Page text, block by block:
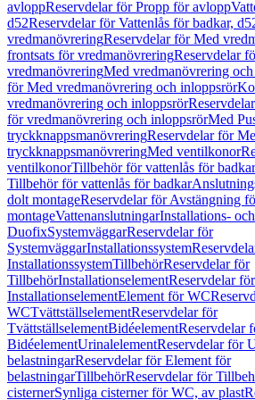
avloppReservdelar för Propp för avlopp
d52Reservdelar för Vattenlås för badkar,
vredmanövreringReservdelar för Med
frontsats för vredmanövreringReservdelar
vredmanövreringMed vredmanövrering
för Med vredmanövrering och inloppsrör
vredmanövrering och inloppsrör
för vredmanövrering och inloppsrörMed
tryckknappsmanövreringReservdelar för
tryckknappsmanövreringMed ventilkonor
ventilkonorTillbehör för vattenlås för badkar
Tillbehör för vattenlås för badkar
dolt montageReservdelar för Avstängning
montageVattenanslutningarInstallations-
DuofixSystemväggarReservdelar för
SystemväggarInstallationssystem
InstallationssystemTillbehörReservdelar för
TillbehörInstallationselementReservdelar för
InstallationselementElement för WC
WCTvättställselementReservdelar för
TvättställselementBidéelementReservdelar
BidéelementUrinalelementReservdelar för
belastningarReservdelar för Element för
belastningarTillbehörReservdelar för
cisternerSynliga cisterner för WC, av plast